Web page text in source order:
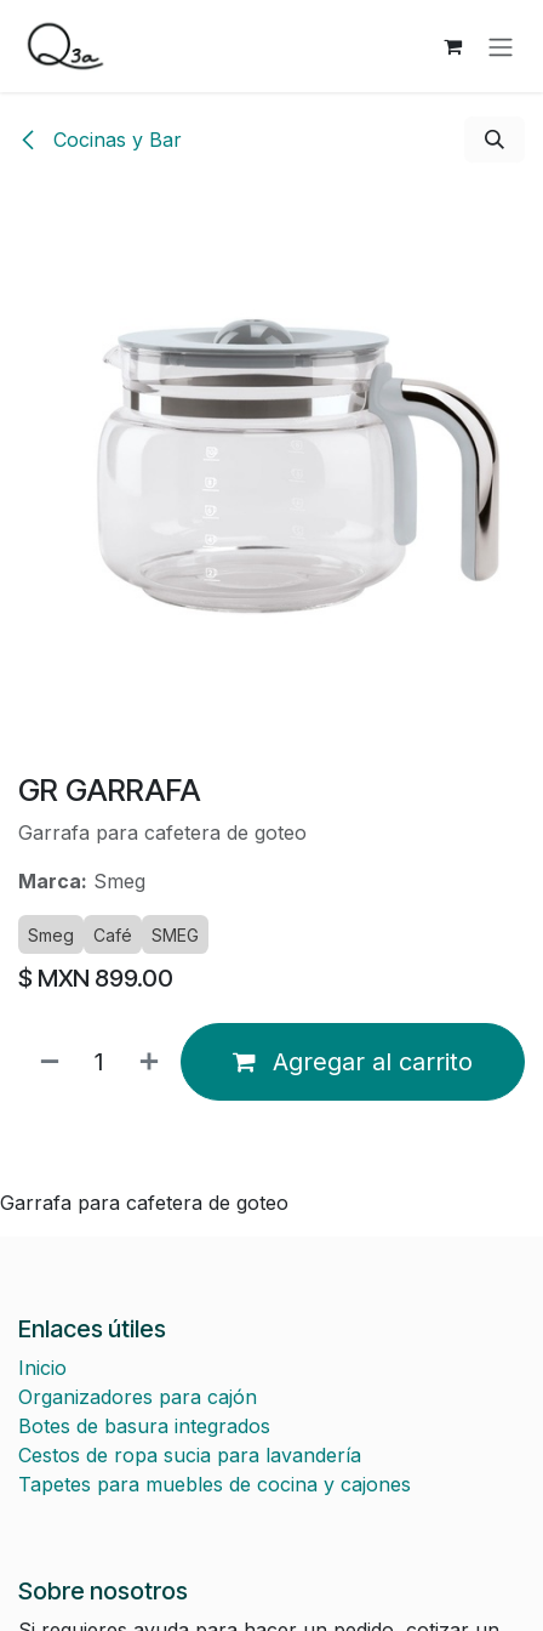
Cocinas y Bar
GR GARRAFA
Garrafa para cafetera de goteo
Marca: Smeg
Smeg Café SMEG
$ MXN 899.00
Agregar al carrito
Garrafa para cafetera de goteo
Enlaces útiles
Inicio
Organizadores para cajón
Botes de basura integrados
Cestos de ropa sucia para lavandería
Tapetes para muebles de cocina y cajones
Sobre nosotros